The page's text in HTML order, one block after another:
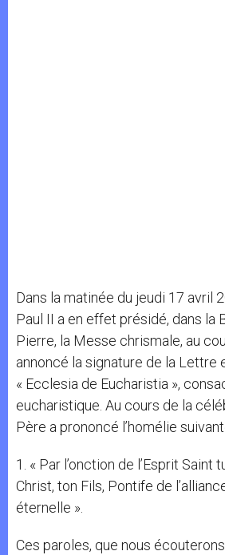
Dans la matinée du jeudi 17 avril
Paul II a en effet présidé, dans la
Pierre, la Messe chrismale, au
annoncé la signature de la Lettre
« Ecclesia de Eucharistia »,
eucharistique. Au cours de la
Père a prononcé l’homélie
1. « Par l’onction de l’Esprit Saint
Christ, ton Fils, Pontife de
éternelle ».
Ces paroles, que nous